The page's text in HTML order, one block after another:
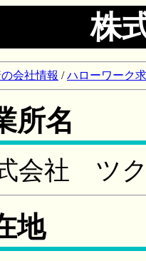
株
会社情報 /ハローワーク
所名
会社 ツ
地